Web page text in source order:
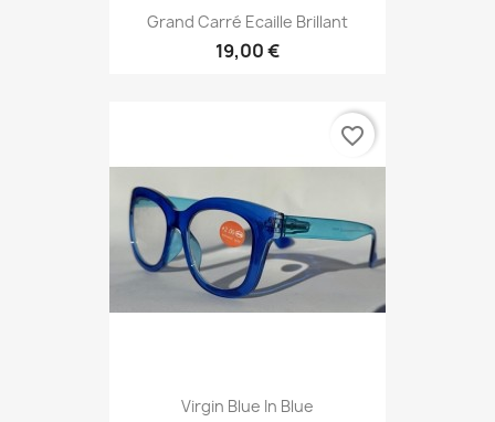
Grand Carré Ecaille Brillant
19,00 €
Virgin Blue In Blue
favorite_border